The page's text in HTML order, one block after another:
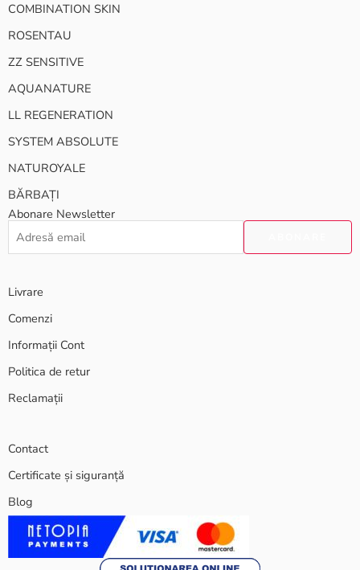
COMBINATION SKIN
ROSENTAU
ZZ SENSITIVE
AQUANATURE
LL REGENERATION
SYSTEM ABSOLUTE
NATUROYALE
BĂRBAȚI
Abonare Newsletter
Livrare
Comenzi
Informații Cont
Politica de retur
Reclamații
Contact
Certificate și siguranță
Blog